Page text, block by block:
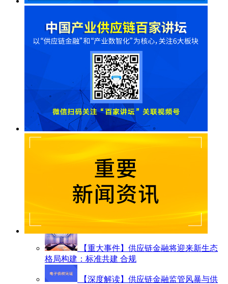
【重大事件】供应链金融将迎来新生态
格局构建：标准共建 合规
【深度解读】供应链金融监管风暴与供